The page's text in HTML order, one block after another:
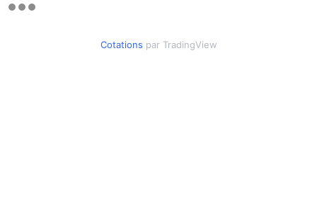
Cotations par TradingView